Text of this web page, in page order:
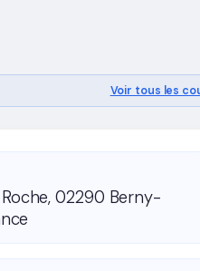
Voir tous les
02290 Berny-